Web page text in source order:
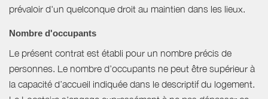
prévaloir d'un quelconque droit au maintien dans les lieux.
Nombre d'occupants
Le présent contrat est établi pour un nombre précis de
personnes. Le nombre d’occupants ne peut être supérieur à
la capacité d’accueil indiquée dans le descriptif du logement.